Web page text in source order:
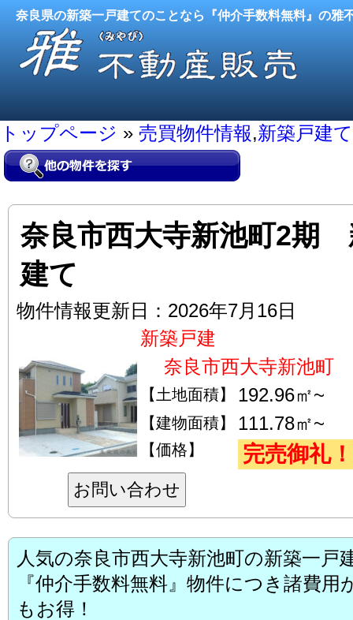
奈良県の新築一戸建てのことなら『仲介手数料無料』の雅
トップページ » 売買物件情報,新築戸建て
奈良市西大寺新池町2期
建て
物件情報更新日：2026年7月16日
新築戸建
奈良市西大寺新池町
【土地面積】 192.96㎡~
【建物面積】 111.78㎡~
【価格】 完売御礼！
お問い合わせ
人気の奈良市西大寺新池町の新築一戸
『仲介手数料無料』物件につき諸費
もお得！